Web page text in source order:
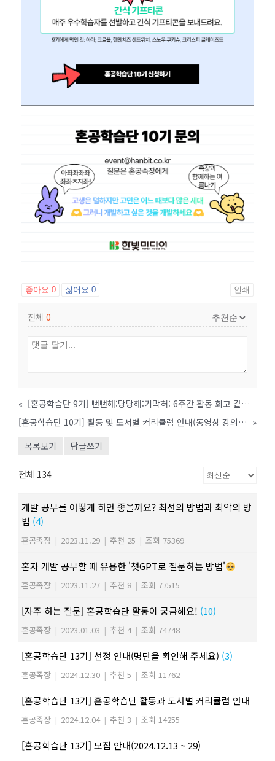
좋아요 0 싫어요 0 인쇄
전체 0
«
[혼공학습단 9기] 뻔뻔해:당당해:기막혀: 6주간 활동 회고 같이 보기
[혼공학습단 10기] 활동 및 도서별 커리큘럼 안내(동영상 강의 및 Q&A 링크 안내) »
목록보기
답글쓰기
전체 134
개발 공부를 어떻게 하면 좋을까요? 최선의 방법과 최악의 방
법 (4)
혼공족장 | 2023.11.29 | 추천 25 | 조회 75369
혼자 개발 공부할 때 유용한 '챗GPT로 질문하는 방법'
혼공족장 | 2023.11.27 | 추천 8 | 조회 77515
[자주 하는 질문] 혼공학습단 활동이 궁금해요! (10)
혼공족장 | 2023.01.03 | 추천 4 | 조회 74748
[혼공학습단 13기] 선정 안내(명단을 확인해 주세요) (3)
혼공족장 | 2024.12.30 | 추천 5 | 조회 11762
[혼공학습단 13기] 혼공학습단 활동과 도서별 커리큘럼 안내
혼공족장 | 2024.12.04 | 추천 3 | 조회 14255
[혼공학습단 13기] 모집 안내(2024.12.13 ~ 29)